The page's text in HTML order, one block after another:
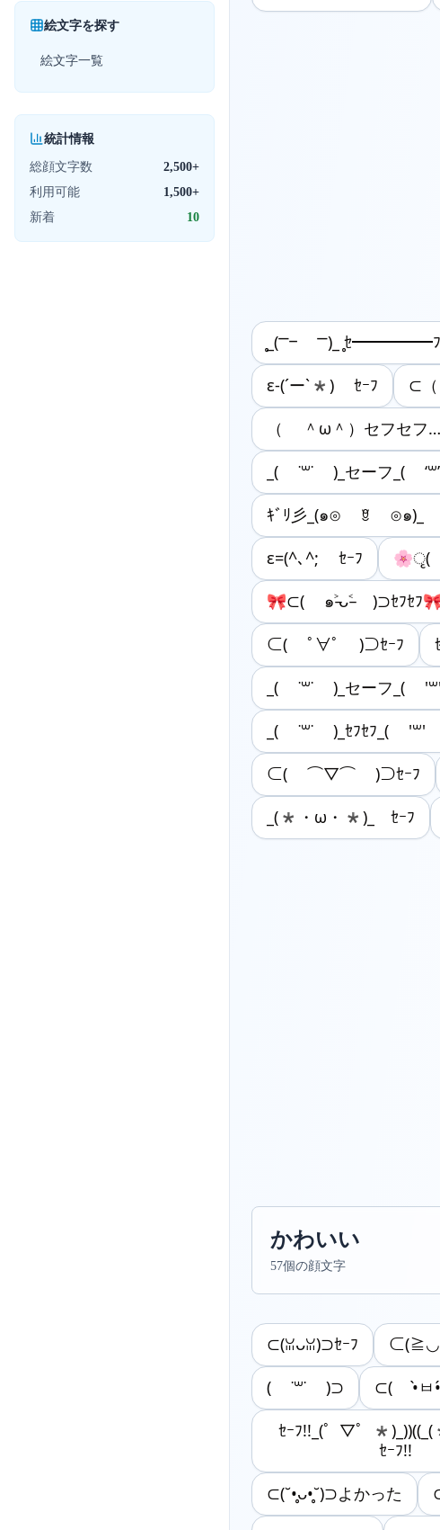
絵文字を探す
絵文字一覧
統計情報
総顔文字数
2,500+
利用可能
1,500+
新着
10
̥_(Ⲻⲻ Ⲻ)_ ̥ｾ━━━━━
ε-(´ー`*) ｾｰﾌ ⊂
（ ＾ω＾）セフセフ…
_( ˙꒳˙ )_セーフ_(
ｷﾞﾘ彡_(๑⊙ ꆚ ⊙๑)_
ε=(^､^; ｾｰﾌ 🌸ृ(
🎀⊂( ๑˃̵ᴗ˂̵ )⊃ｾﾌｾﾌ
⊂( ﾟ∀ﾟ )⊃ｾｰﾌ
_( ˙꒳˙ )_セーフ_(
_( ˙꒳˙ )_ｾﾌｾﾌ_( '꒳'
⊂( ⌒▽⌒ )⊃ｾｰﾌ
_(*・ω・*)_ ｾｰﾌ
かわいい
57個の顔文字
⊂(ꈍᴗꈍ)⊃ｾｰﾌ
( ˙꒳˙ )⊃ ⊂( •̀ㅂ
ｾｰﾌ!!_(゜▽゜
ｾｰﾌ!!
⊂(˘•̥ᴗ•̥˘)⊃よかった